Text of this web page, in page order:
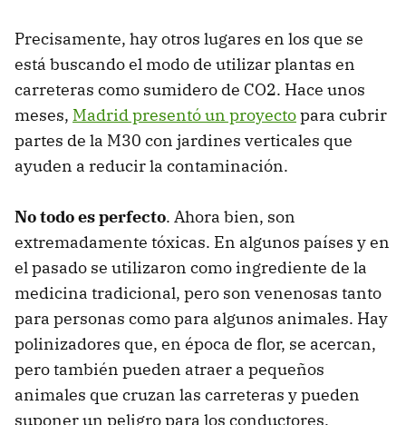
Precisamente, hay otros lugares en los que se
está buscando el modo de utilizar plantas en
carreteras como sumidero de CO2. Hace unos
meses, Madrid presentó un proyectopara cubrir
partes de la M30 con jardines verticales que
ayuden a reducir la contaminación.
No todo es perfecto. Ahora bien, son
extremadamente tóxicas. En algunos países y en
el pasado se utilizaron como ingrediente de la
medicina tradicional, pero son venenosas tanto
para personas como para algunos animales. Hay
polinizadores que, en época de flor, se acercan,
pero también pueden atraer a pequeños
animales que cruzan las carreteras y pueden
suponer un peligro para los conductores.